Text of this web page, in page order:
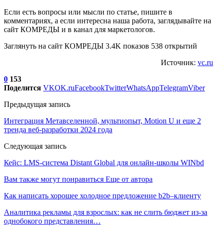
Если есть вопросы или мысли по статье, пишите в
комментариях, а если интересна наша работа, заглядывайте на
сайт КОМРЕДЫ и в канал для маркетологов.
Заглянуть на сайт КОМРЕДЫ 3.4K показов 538 открытий
Источник: vc.ru
0 153
Поделится VKOK.ruFacebookTwitterWhatsAppTelegramViber
Предыдущая запись
Интеграция Метавселенной, мультиопыт, Motion U и еще 2
тренда веб-разработки 2024 года
Следующая запись
Кейс: LMS-система Distant Global для онлайн-школы WINbd
Вам также могут понравиться Еще от автора
Как написать хорошее холодное предложение b2b–клиенту
Аналитика рекламы для взрослых: как не слить бюджет из-за
однобокого представления…